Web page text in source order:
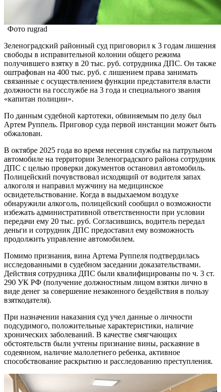
Фото rugrad
Зеленоградский районный суд приговорил к 3 годам лишения
свободы в исправительной колонии общего режима
получившего взятку в 20 тыс. руб. сотрудника ДПС. Он также
оштрафован на 400 тыс. руб. с лишением права занимать
связанные с осуществлением функции представителя власти
должности на госслужбе на 3 года и специального звания
«капитан полиции».
По данным судебной картотеки, обвиняемым по делу был
Артем Руппель. Приговор суда первой инстанции может быть
обжалован.
В октябре 2025 года во время несения службы на патрульном
автомобиле на территории Зеленоградского района сотрудник
ДПС с целью проверки документов остановил автомобиль.
Полицейский почувствовал исходящий от водителя запах
алкоголя и направил мужчину на медицинское
освидетельствование. Когда в выдыхаемом воздухе
обнаружили алкоголь, полицейский сообщил о возможности
избежать административной ответственности при условии
передачи ему 20 тыс. руб. Согласившись, водитель передал
деньги и сотрудник ДПС предоставил ему возможность
продолжить управление автомобилем.
Помимо признания, вина Артема Руппеля подтвердилась
исследованными в судебном заседании доказательствами.
Действия сотрудника ДПС были квалифицированы по ч. 3 ст.
290 УК РФ (получение должностным лицом взятки лично в
виде денег за совершение незаконного бездействия в пользу
взяткодателя).
При назначении наказания суд учел данные о личности
подсудимого, положительные характеристики, наличие
хронических заболеваний. В качестве смягчающих
обстоятельств были учтены признание вины, раскаяние в
содеянном, наличие малолетнего ребенка, активное
способствование раскрытию и расследованию преступления.